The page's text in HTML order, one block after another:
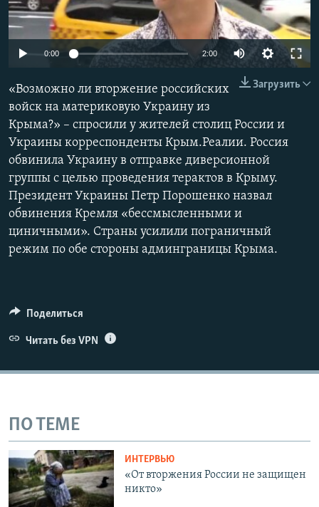
ПОБЕДИТЕЛЕЙ НЕ СУДЯТ?
КРЫМ.НЕПОКОРЕННЫЙ
УКРАИНСКАЯ ПРОБЛЕМА КРЫМА
ПРИСОЕДИНЯЙТЕСЬ!
Все сайты RFE/RL
0:00 2:00
Загрузить
«Возможно ли вторжение российских
войск на материковую Украину из
Крыма?» – спросили у жителей столиц России и
Украины корреспонденты Крым.Реалии. Россия
обвинила Украину в отправке диверсионной
группы с целью проведения терактов в Крыму.
Президент Украины Петр Порошенко назвал
обвинения Кремля «бессмысленными и
циничными». Страны усилили пограничный
режим по обе стороны админграницы Крыма.
Поделиться
Читать без VPN
ПО ТЕМЕ
ИНТЕРВЬЮ
«От вторжения России не защищен
никто»